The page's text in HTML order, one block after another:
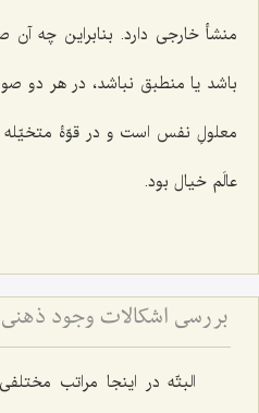
منشأ خارجى دارد. بنابراین چه
باشد یا منطبق نباشد، در هر دو
معلولِ نفس است و در قوّۀ متخیّله
عالَم خیال بود.
البتّه در اینجا مراتب